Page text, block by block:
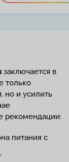
заключается в
только
но и усилить
рекомендации:
питания с